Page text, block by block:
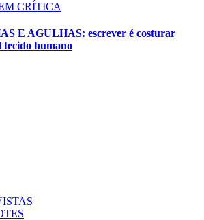
CRÍTICA
E AGULHAS: escrever é costurar
tecido humano